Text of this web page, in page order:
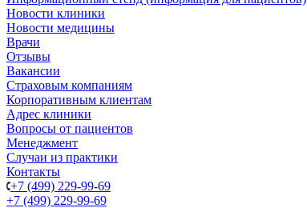
Новости клиники
Новости медицины
Врачи
Отзывы
Вакансии
Страховым компаниям
Корпоративным клиентам
Адрес клиники
Вопросы от пациентов
Менеджмент
Случаи из практики
Контакты
+7 (499) 229-99-69
+7 (499) 229-99-69